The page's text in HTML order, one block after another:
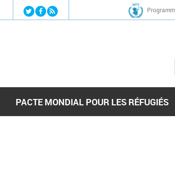
Jump to navigation
PACTE MONDIAL POUR LES RÉFUGIÉS